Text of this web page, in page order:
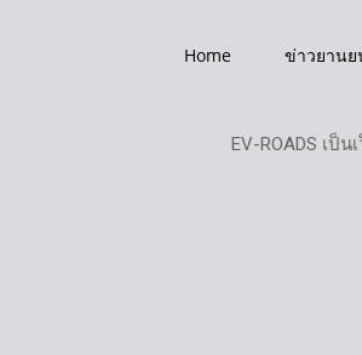
Home ข่าวยาน
EV-ROADS เ